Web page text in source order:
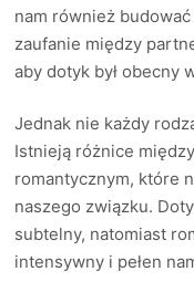
nam również
zaufanie między
aby dotyk był obecny
Jednak nie każdy
Istnieją różnice
romantycznym, które
naszego związku.
subtelny, natomiast
intensywny i pełen